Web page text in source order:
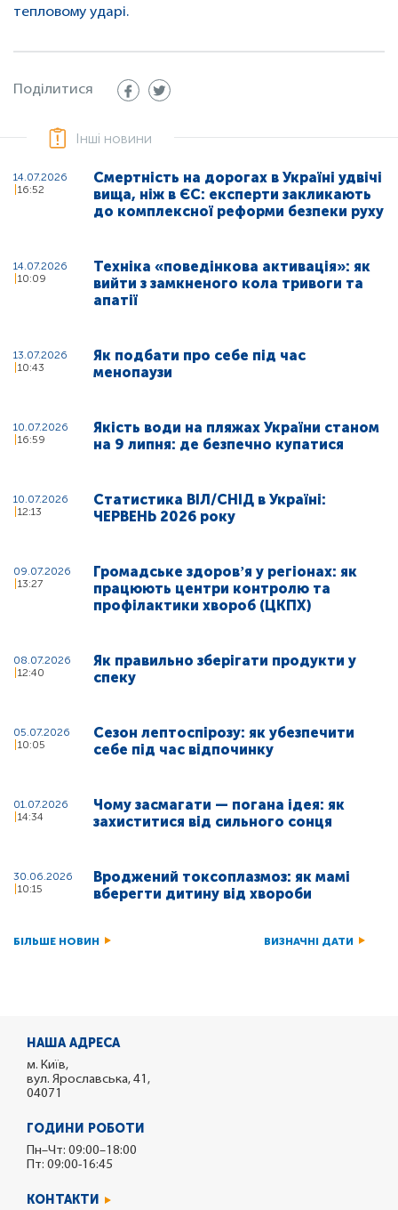
тепловому ударі.
Поділитися
Інші новини
14.07.2026
16:52
Смертність на дорогах в Україні удвічі
вища, ніж в ЄС: експерти закликають
до комплексної реформи безпеки руху
14.07.2026
10:09
Техніка «поведінкова активація»: як
вийти з замкненого кола тривоги та
апатії
13.07.2026
10:43
Як подбати про себе під час
менопаузи
10.07.2026
16:59
Якість води на пляжах України станом
на 9 липня: де безпечно купатися
10.07.2026
12:13
Статистика ВІЛ/СНІД в Україні:
ЧЕРВЕНЬ 2026 року
09.07.2026
13:27
Громадське здоровʼя у регіонах: як
працюють центри контролю та
профілактики хвороб (ЦКПХ)
08.07.2026
12:40
Як правильно зберігати продукти у
спеку
05.07.2026
10:05
Сезон лептоспірозу: як убезпечити
себе під час відпочинку
01.07.2026
14:34
Чому засмагати — погана ідея: як
захиститися від сильного сонця
30.06.2026
10:15
Вроджений токсоплазмоз: як мамі
вберегти дитину від хвороби
БІЛЬШЕ НОВИН ВИЗНАЧНІ ДАТИ
НАША АДРЕСА
м. Київ,
вул. Ярославська, 41,
04071
ГОДИНИ РОБОТИ
Пн–Чт: 09:00–18:00
Пт: 09:00-16:45
КОНТАКТИ